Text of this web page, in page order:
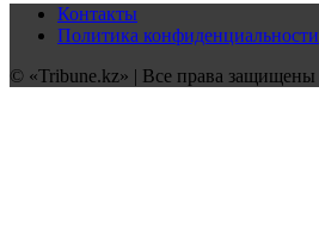
Контакты
Политика конфиденциальности
© «Tribune.kz» | Все права защищены